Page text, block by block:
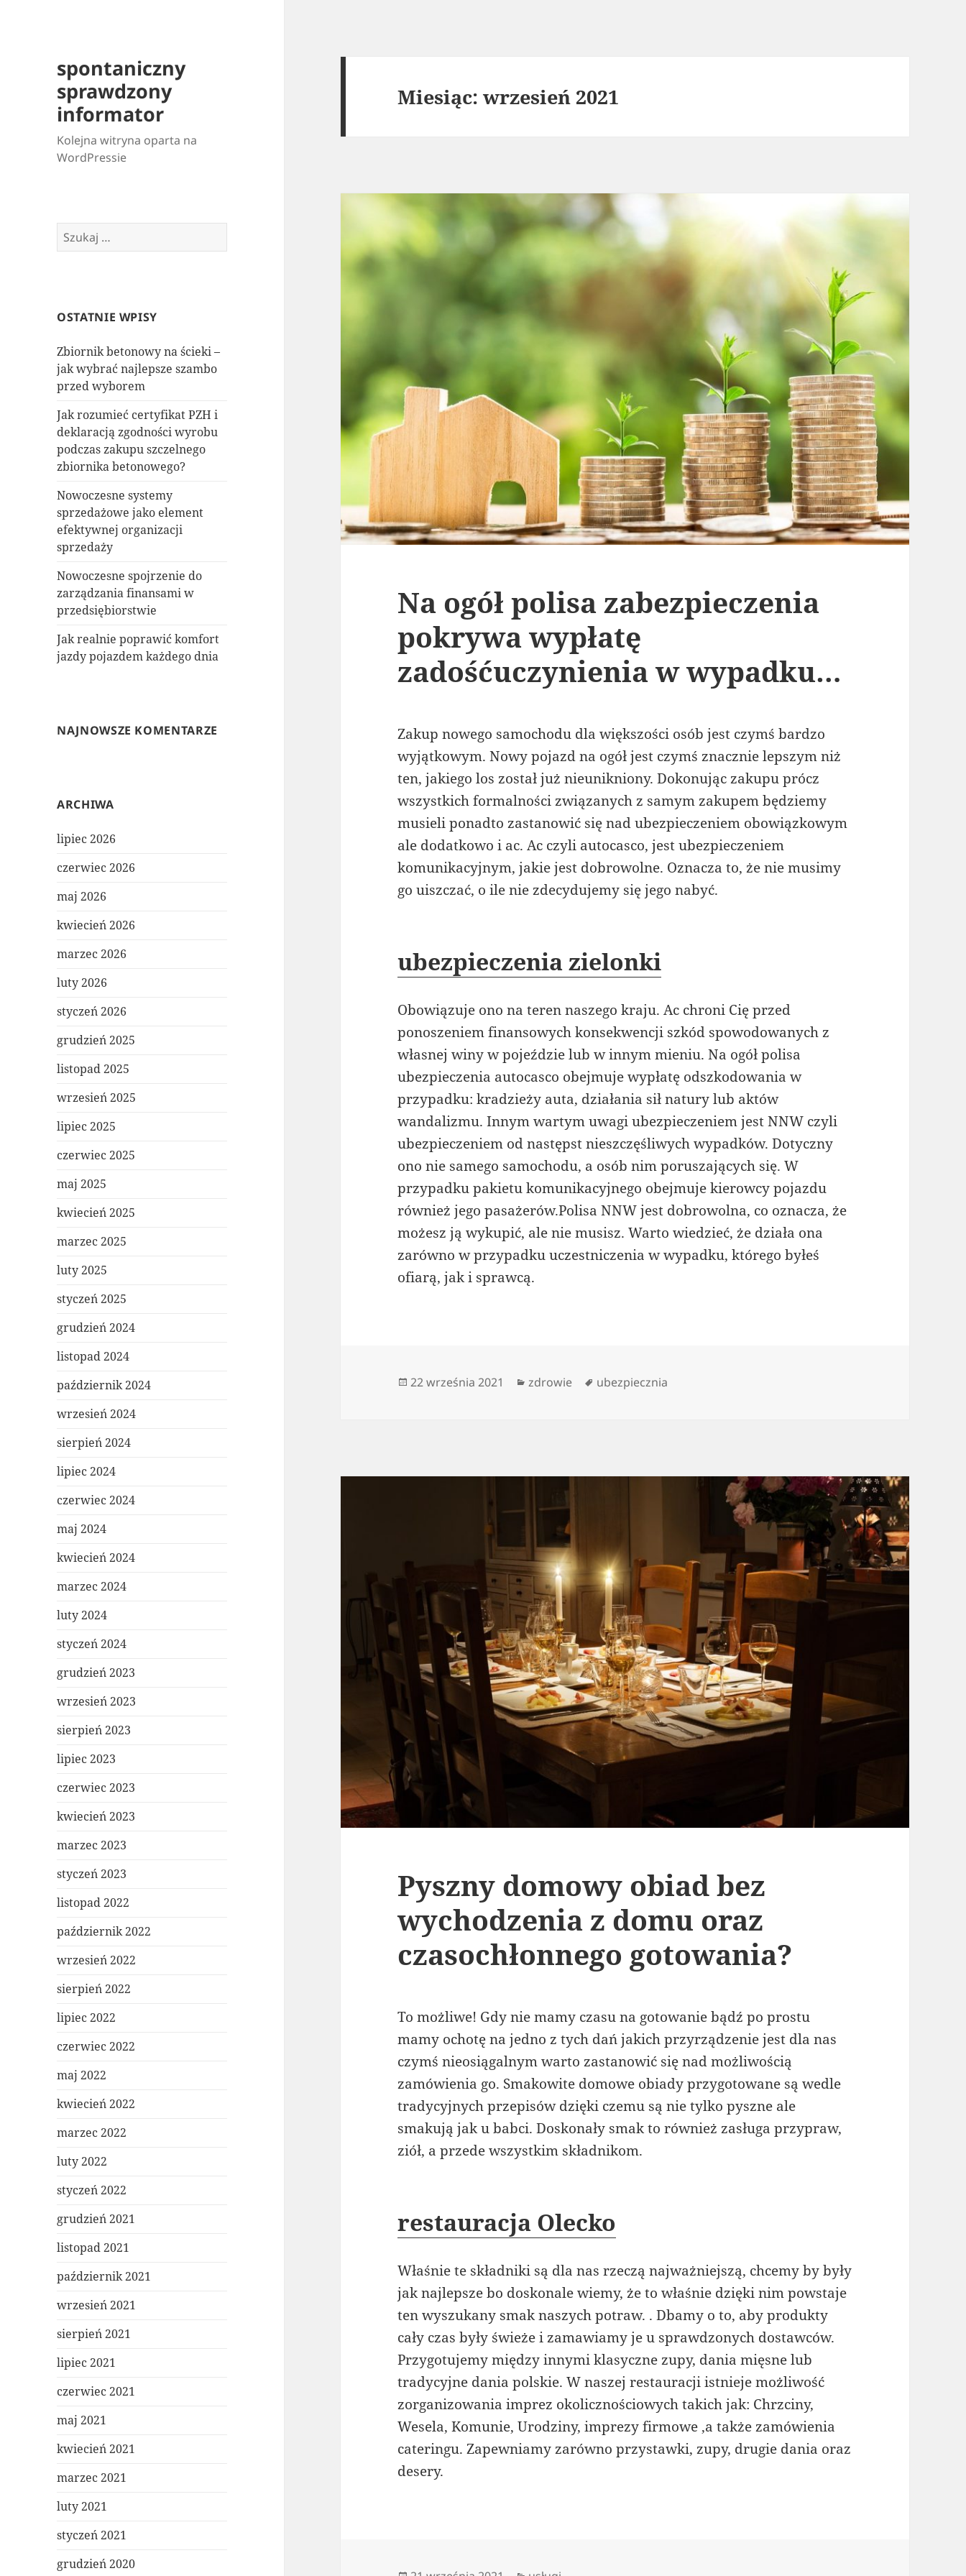
spontaniczny
sprawdzony
informator
Kolejna witryna oparta na
WordPressie
Szukaj:
OSTATNIE WPISY
Zbiornik betonowy na ścieki –
jak wybrać najlepsze szambo
przed wyborem
Jak rozumieć certyfikat PZH i
deklaracją zgodności wyrobu
podczas zakupu szczelnego
zbiornika betonowego?
Nowoczesne systemy
sprzedażowe jako element
efektywnej organizacji
sprzedaży
Nowoczesne spojrzenie do
zarządzania finansami w
przedsiębiorstwie
Jak realnie poprawić komfort
jazdy pojazdem każdego dnia
NAJNOWSZE KOMENTARZE
ARCHIWA
lipiec 2026
czerwiec 2026
maj 2026
kwiecień 2026
marzec 2026
luty 2026
styczeń 2026
grudzień 2025
listopad 2025
wrzesień 2025
lipiec 2025
czerwiec 2025
maj 2025
kwiecień 2025
marzec 2025
luty 2025
styczeń 2025
grudzień 2024
listopad 2024
październik 2024
wrzesień 2024
sierpień 2024
lipiec 2024
czerwiec 2024
maj 2024
kwiecień 2024
marzec 2024
luty 2024
styczeń 2024
grudzień 2023
wrzesień 2023
sierpień 2023
lipiec 2023
czerwiec 2023
kwiecień 2023
marzec 2023
styczeń 2023
listopad 2022
październik 2022
wrzesień 2022
sierpień 2022
lipiec 2022
czerwiec 2022
maj 2022
kwiecień 2022
marzec 2022
luty 2022
styczeń 2022
grudzień 2021
listopad 2021
październik 2021
wrzesień 2021
sierpień 2021
lipiec 2021
czerwiec 2021
maj 2021
kwiecień 2021
marzec 2021
luty 2021
styczeń 2021
grudzień 2020
Miesiąc:wrzesień 2021
Na ogół polisa zabezpieczenia
pokrywa wypłatę
zadośćuczynienia w wypadku…
Zakup nowego samochodu dla większości osób jest czymś bardzo
wyjątkowym. Nowy pojazd na ogół jest czymś znacznie lepszym niż
ten, jakiego los został już nieunikniony. Dokonując zakupu prócz
wszystkich formalności związanych z samym zakupem będziemy
musieli ponadto zastanowić się nad ubezpieczeniem obowiązkowym
ale dodatkowo i ac. Ac czyli autocasco, jest ubezpieczeniem
komunikacyjnym, jakie jest dobrowolne. Oznacza to, że nie musimy
go uiszczać, o ile nie zdecydujemy się jego nabyć.
ubezpieczenia zielonki
Obowiązuje ono na teren naszego kraju. Ac chroni Cię przed
ponoszeniem finansowych konsekwencji szkód spowodowanych z
własnej winy w pojeździe lub w innym mieniu. Na ogół polisa
ubezpieczenia autocasco obejmuje wypłatę odszkodowania w
przypadku: kradzieży auta, działania sił natury lub aktów
wandalizmu. Innym wartym uwagi ubezpieczeniem jest NNW czyli
ubezpieczeniem od następst nieszczęśliwych wypadków. Dotyczny
ono nie samego samochodu, a osób nim poruszających się. W
przypadku pakietu komunikacyjnego obejmuje kierowcy pojazdu
również jego pasażerów.Polisa NNW jest dobrowolna, co oznacza, że
możesz ją wykupić, ale nie musisz. Warto wiedzieć, że działa ona
zarówno w przypadku uczestniczenia w wypadku, którego byłeś
ofiarą, jak i sprawcą.
Data
22 września 2021 Kategorie
zdrowie Tagi
ubezpiecznia
Pyszny domowy obiad bez
wychodzenia z domu oraz
czasochłonnego gotowania?
To możliwe! Gdy nie mamy czasu na gotowanie bądź po prostu
mamy ochotę na jedno z tych dań jakich przyrządzenie jest dla nas
czymś nieosiągalnym warto zastanowić się nad możliwością
zamówienia go. Smakowite domowe obiady przygotowane są wedle
tradycyjnych przepisów dzięki czemu są nie tylko pyszne ale
smakują jak u babci. Doskonały smak to również zasługa przypraw,
ziół, a przede wszystkim składnikom.
restauracja Olecko
Właśnie te składniki są dla nas rzeczą najważniejszą, chcemy by były
jak najlepsze bo doskonale wiemy, że to właśnie dzięki nim powstaje
ten wyszukany smak naszych potraw. . Dbamy o to, aby produkty
cały czas były świeże i zamawiamy je u sprawdzonych dostawców.
Przygotujemy między innymi klasyczne zupy, dania mięsne lub
tradycyjne dania polskie. W naszej restauracji istnieje możliwość
zorganizowania imprez okolicznościowych takich jak: Chrzciny,
Wesela, Komunie, Urodziny, imprezy firmowe ,a także zamówienia
cateringu. Zapewniamy zarówno przystawki, zupy, drugie dania oraz
desery.